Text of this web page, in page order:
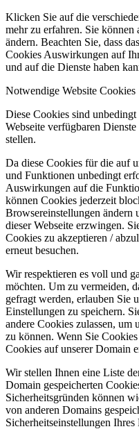
Klicken Sie auf die
mehr zu erfahren. Sie
ändern. Beachten Sie, dass
Cookies Auswirkungen auf
und auf die Dienste haben
Notwendige Website Cookies
Diese Cookies sind
Webseite verfügbaren
stellen.
Da diese Cookies für die auf
und Funktionen unbedingt
Auswirkungen auf die
können Cookies jederzeit
Browsereinstellungen ändern
dieser Webseite erzwingen.
Cookies zu akzeptieren /
erneut besuchen.
Wir respektieren es voll und
möchten. Um zu vermeiden,
gefragt werden, erlauben Sie
Einstellungen zu speichern.
andere Cookies zulassen, um
zu können. Wenn Sie
Cookies auf unserer Domain
Wir stellen Ihnen eine Liste
Domain gespeicherten
Sicherheitsgründen können
von anderen Domains
Sicherheitseinstellungen Ihres